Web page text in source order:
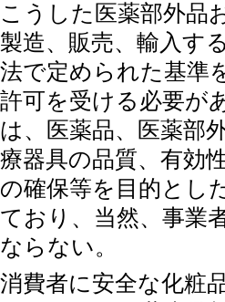
こうした医薬部外品
製造、販売、輸入す
法で定められた基準
許可を受ける必要が
は、医薬品、医薬部
療器具の品質、有効
の確保等を目的とし
ており、当然、事業
ならない。
消費者に安全な化粧